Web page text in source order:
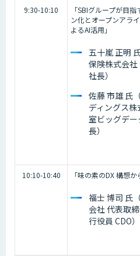
9:30-10:10
「SBIグループが目
ン化とオープンアラ
よるAI活用」
五十嵐 正明
保険株式会
社長）
佐藤 市雄 氏
ディングス株
室ビッグデー
長）
10:10-10:40 「味の素のDX 構想か
福士 博司 氏
会社 代表取
行役員 CDO）